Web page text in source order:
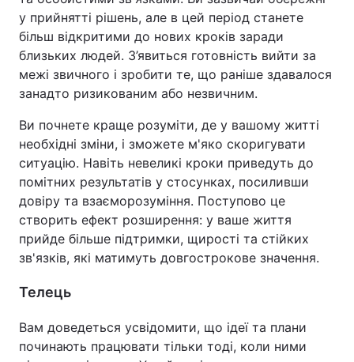
у прийнятті рішень, але в цей період станете
більш відкритими до нових кроків заради
близьких людей. З’явиться готовність вийти за
межі звичного і зробити те, що раніше здавалося
занадто ризикованим або незвичним.
Ви почнете краще розуміти, де у вашому житті
необхідні зміни, і зможете м'яко скоригувати
ситуацію. Навіть невеликі кроки приведуть до
помітних результатів у стосунках, посиливши
довіру та взаєморозуміння. Поступово це
створить ефект розширення: у ваше життя
прийде більше підтримки, щирості та стійких
зв'язків, які матимуть довгострокове значення.
Телець
Вам доведеться усвідомити, що ідеї та плани
починають працювати тільки тоді, коли ними